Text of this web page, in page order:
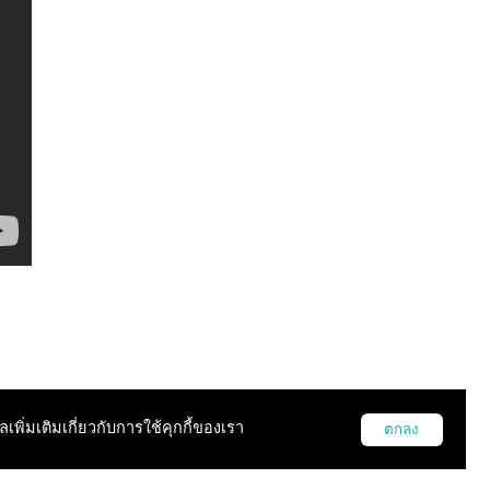
เพิ่มเติมเกี่ยวกับการใช้คุกกี้ของเรา ตกลง